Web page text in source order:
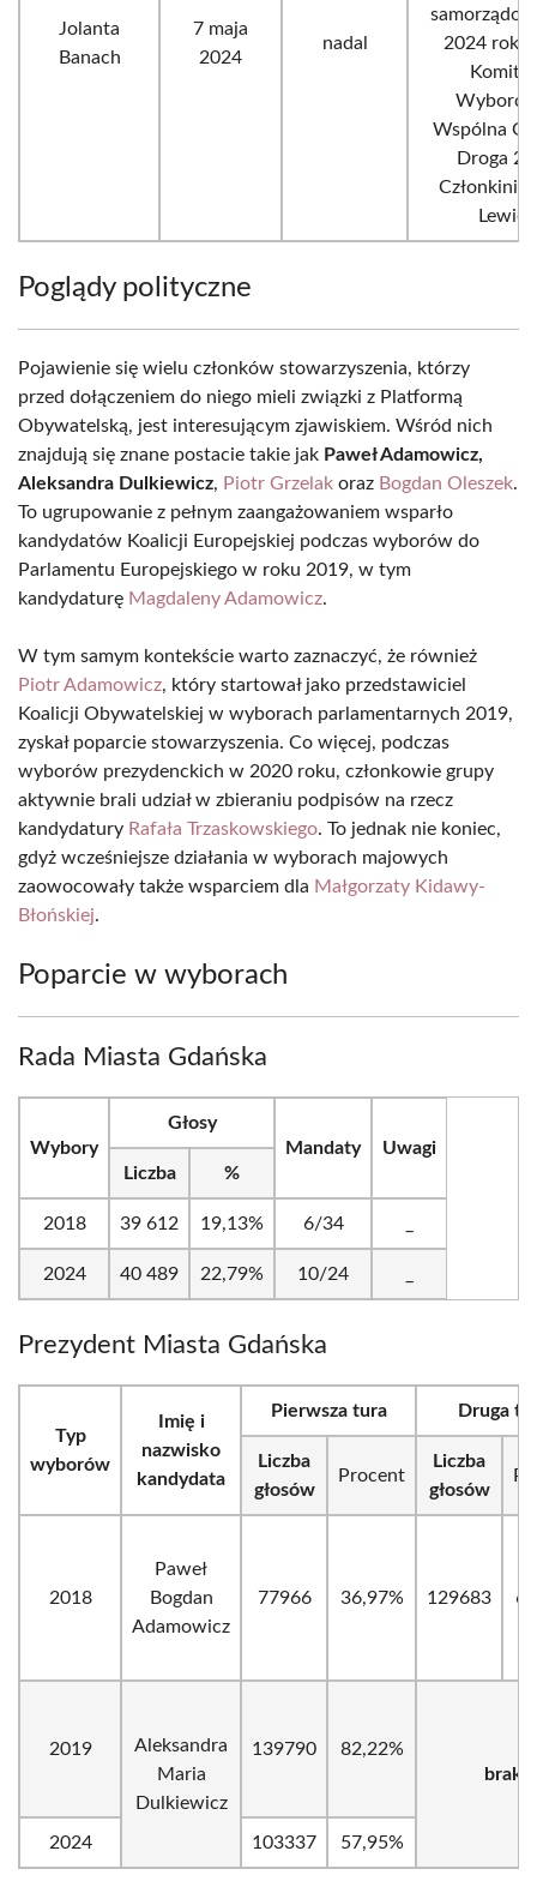
Jolanta
Banach
7 maja
2024
nadal
2024 roku
Wspólna
Droga
Członkini
Poglądy polityczne
Pojawienie się wielu członków stowarzyszenia, którzy
przed dołączeniem do niego mieli związki z Platformą
Obywatelską, jest interesującym zjawiskiem. Wśród nich
znajdują się znane postacie takie jak Paweł Adamowicz,
Aleksandra Dulkiewicz, Piotr Grzelak oraz Bogdan Oleszek.
To ugrupowanie z pełnym zaangażowaniem wsparło
kandydatów Koalicji Europejskiej podczas wyborów do
Parlamentu Europejskiego w roku 2019, w tym
kandydaturę Magdaleny Adamowicz.
W tym samym kontekście warto zaznaczyć, że również
Piotr Adamowicz, który startował jako przedstawiciel
Koalicji Obywatelskiej w wyborach parlamentarnych 2019,
zyskał poparcie stowarzyszenia. Co więcej, podczas
wyborów prezydenckich w 2020 roku, członkowie grupy
aktywnie brali udział w zbieraniu podpisów na rzecz
kandydatury Rafała Trzaskowskiego. To jednak nie koniec,
gdyż wcześniejsze działania w wyborach majowych
zaowocowały także wsparciem dla Małgorzaty Kidawy-
Błońskiej.
Poparcie w wyborach
Rada Miasta Gdańska
Wybory
Głosy
Mandaty
Uwagi
Liczba
%
2018 39 612 19,13% 6/34
2024 40 489 22,79% 10/24
Prezydent Miasta Gdańska
Typ
wyborów
Imię i
nazwisko
kandydata
Pierwsza tura Druga
Liczba
głosów
Procent
Liczba
głosów
2018
Paweł
Bogdan
Adamowicz
77966 36,97% 129683
2019
Aleksandra
Maria
Dulkiewicz
139790
82,22%
brak
2024 103337 57,95%